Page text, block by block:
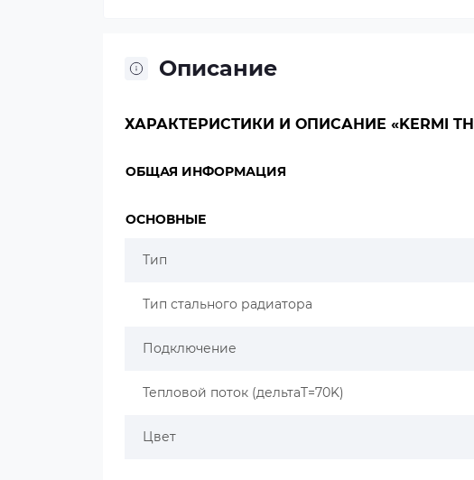
Описание
ХАРАКТЕРИСТИКИ И ОПИСАНИЕ «KERMI
ОБЩАЯ ИНФОРМАЦИЯ
ОСНОВНЫЕ
Тип
Тип стального радиатора
Подключение
Тепловой поток (дельтаT=70K)
Цвет